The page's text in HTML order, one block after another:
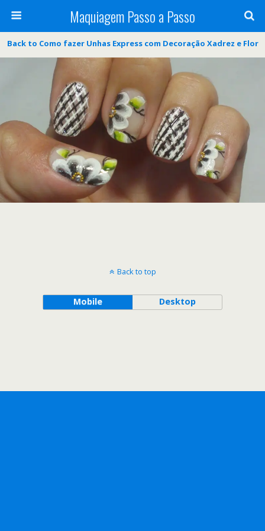
Maquiagem Passo a Passo
Back to Como fazer Unhas Express com Decoração Xadrez e Flor
Back to top
Mobile Desktop